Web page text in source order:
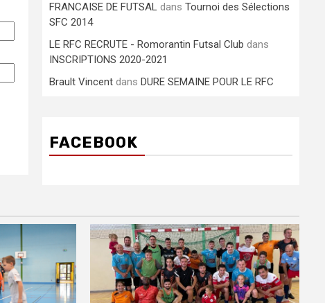
FRANCAISE DE FUTSAL dans Tournoi des Sélections
SFC 2014
LE RFC RECRUTE - Romorantin Futsal Club dans
INSCRIPTIONS 2020-2021
Brault Vincent dans DURE SEMAINE POUR LE RFC
FACEBOOK